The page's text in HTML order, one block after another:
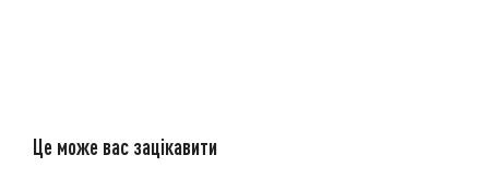
Це може вас зацікавити